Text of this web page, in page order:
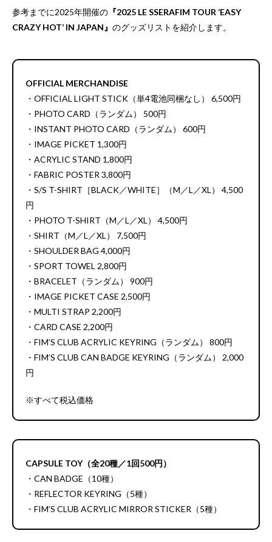
参考までに2025年開催の 『2025 LE SSERAFIM TOUR ‘EASY
CRAZY HOT’ IN JAPAN』 のグッズリストを紹介します。
OFFICIAL MERCHANDISE
・OFFICIAL LIGHT STICK（単4電池同梱なし） 6,500円
・PHOTO CARD（ランダム） 500円
・INSTANT PHOTO CARD（ランダム） 600円
・IMAGE PICKET 1,300円
・ACRYLIC STAND 1,800円
・FABRIC POSTER 3,800円
・S/S T-SHIRT［BLACK／WHITE］（M／L／XL） 4,500
円
・PHOTO T-SHIRT（M／L／XL） 4,500円
・SHIRT（M／L／XL） 7,500円
・SHOULDER BAG 4,000円
・SPORT TOWEL 2,800円
・BRACELET（ランダム） 900円
・IMAGE PICKET CASE 2,500円
・MULTI STRAP 2,200円
・CARD CASE 2,200円
・FIM’S CLUB ACRYLIC KEYRING（ランダム） 800円
・FIM’S CLUB CAN BADGE KEYRING（ランダム） 2,000
円
※すべて税込価格
CAPSULE TOY（全20種／1回500円）
・CAN BADGE（10種）
・REFLECTOR KEYRING（5種）
・FIM’S CLUB ACRYLIC MIRROR STICKER（5種）